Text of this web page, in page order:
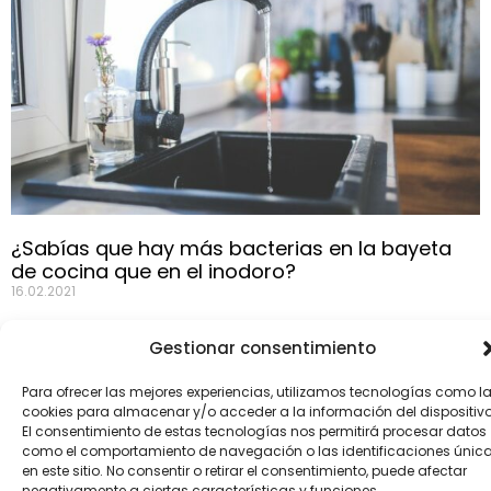
Aceptar
Denegar
Ver preferencias
Política de CookiesPolítica de PrivacidadAviso Legal
¿Sabías que hay más bacterias en la bayeta
de cocina que en el inodoro?
16.02.2021